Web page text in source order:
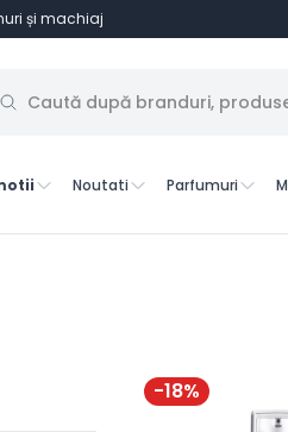
și machiaj
Noutati Parfumuri
-18%